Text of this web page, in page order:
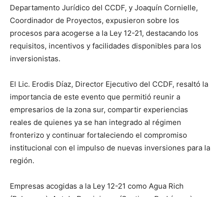
Departamento Jurídico del CCDF, y Joaquín Cornielle,
Coordinador de Proyectos, expusieron sobre los
procesos para acogerse a la Ley 12-21, destacando los
requisitos, incentivos y facilidades disponibles para los
inversionistas.
El Lic. Erodis Díaz, Director Ejecutivo del CCDF, resaltó la
importancia de este evento que permitió reunir a
empresarios de la zona sur, compartir experiencias
reales de quienes ya se han integrado al régimen
fronterizo y continuar fortaleciendo el compromiso
institucional con el impulso de nuevas inversiones para la
región.
Empresas acogidas a la Ley 12-21 como Agua Rich